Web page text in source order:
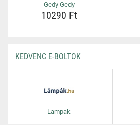
Gedy Gedy
10290 Ft
KEDVENC E-BOLTOK
Lampak